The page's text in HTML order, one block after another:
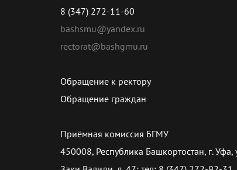
8 (347) 272-11-60
bashsmu@yandex.ru
rectorat@bashgmu.ru
Обращение к ректору
Обращение граждан
Приёмная комиссия БГМУ
450008, Республика Башкортостан, г. Уфа,